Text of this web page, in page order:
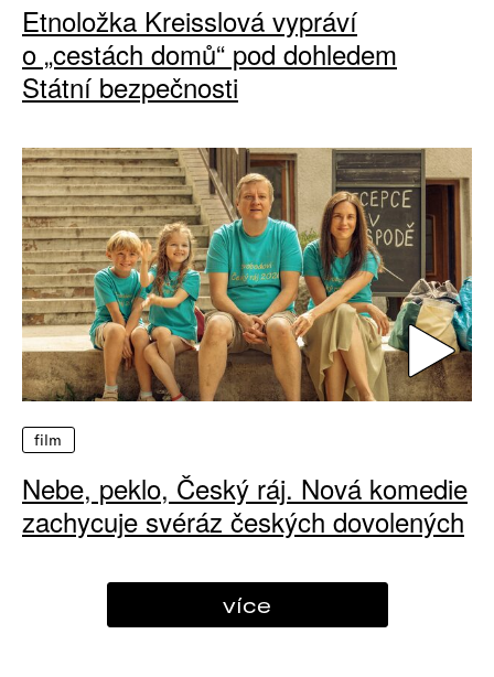
Etnoložka Kreisslová vypráví
o „cestách domů“ pod dohledem
Státní bezpečnosti
film
Nebe, peklo, Český ráj. Nová komedie
zachycuje svéráz českých dovolených
více